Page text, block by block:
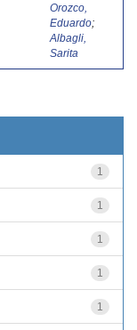
Orozco,
Eduardo;
Albagli,
Sarita
1
1
1
1
1